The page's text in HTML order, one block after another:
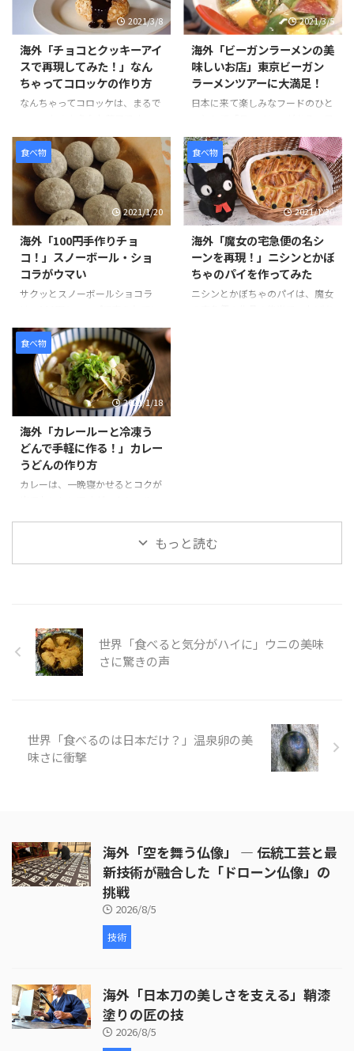
2021/3/8
海外「チョコとクッキーアイ
スで再現してみた！」なん
ちゃってコロッケの作り方
なんちゃってコロッケは、まるで
ロッケにはクッキーアイスクリー
ム、ソースにはチョコレートをか
けてた見た目にもそっくりなスイ
ーツです。 作り方は、簡単でお
好みのクッキーを砕きアイスとよ
く混ぜます。コーンフレークも同
様に砕いて、パン粉を付ける要領
でまぶし、揚げる前のコロッケの
ように形を整えていきます。 冷蔵
庫で1時間半ほど冷やし固めて、
最後にチョコレートをソースのよ
を見てみましょう。 引用元：
https://www.you ...
2021/3/5
海外「ビーガンラーメンの美
味しいお店」東京ビーガン
ラーメンツアーに大満足！
日本に来て楽しみなフードのひと
本のラーメンは世界的に人気のあ
る食べ物です。そんな観光客のニ
ーズに応える形で、ビーガンやグ
ルテンフリーのラーメンを提供し
ているお店が東京でも少しずつ増
えています。 その中でも特にお気
に入りのお店は、東京ラーメンス
トリートの「ソラノイロ」と、渋
谷の「真武咲弥（しんぶさき
や）」です。 ラーメンは見た目
が変わらないため食べるまで少し
食べ物
2021/1/20
海外「100円手作りチョ
コ！」スノーボール・ショ
コラがウマい
サクッとスノーボールショコラ
るミックス粉シリーズのひとつ
で、材料の準備がバターのみで作
ることができます。 バターは室
温に戻すか、電子レンジを使って
やわらかくすることができます。
また混ぜて生地をまとめて、冷や
して形を作る工程は、クッキー作
りとほぼ同じで、混ぜる材料が少
ない分もっと簡単にできそうで
す。 そんな「スノーボール・シ
ョコラ」の様子を見てみましょ
食べ物
2021/1/20
海外「魔女の宅急便の名シ
ーンを再現！」ニシンとかぼ
ちゃのパイを作ってみた
ニシンとかぼちゃのパイは、魔女
h?v=xF ...
食べ物
2021/1/18
海外「カレールーと冷凍う
どんで手軽に作る！」カレー
うどんの作り方
カレーは、一晩寝かせるとコクが
来ます。そこに冷凍うどんをパパ
っと入れれば忙しい昼や夜ごはん
を使った作り方について紹介して
います。タマネギ、豚、長ネギを
使ったメニューは、豚肉にするこ
とで、炒める時間を短くすること
https://www.youtube.com/ ...
もっと読む
世界「食べると気分がハイに」ウニの美味
さに驚きの声
世界「食べるのは日本だけ？」温泉卵の美
味さに衝撃
海外「空を舞う仏像」 ― 伝統工芸と最
新技術が融合した「ドローン仏像」の
挑戦
2026/8/5
技術
海外「日本刀の美しさを支える」鞘漆
塗りの匠の技
2026/8/5